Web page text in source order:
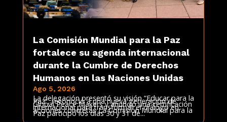
La Comisión Mundial para la Paz
fortalece su agenda internacional
durante la Cumbre de Derechos
Humanos en las Naciones Unidas
Ago 5, 2026
La delegación presentó su visión “Educar para la
Paz”, reconoció a una nueva generación de
Global Peace Makers y anunció una certificación
internacional para transformar el diálogo en
acciones concretas La Comisión Mundial para la
Paz participó los días 30 y 31 de...